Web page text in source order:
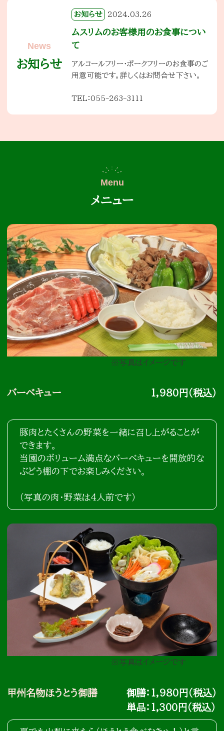
お知らせ
お知らせ 2024.03.26
ムスリムのお客様用のお食事につい
て
アルコールフリー・ポークフリーのお食事のご
用意可能です。詳しくはお問合せ下さい。
TEL：055-263-3111
メニュー
※写真はイメージです
バーベキュー 1,980円（税込）
豚肉とたくさんの野菜を一緒に召し上がることが
できます。
当園のボリューム満点なバーベキューを開放的な
ぶどう棚の下でお楽しみください。
（写真の肉・野菜は4人前です）
※写真はイメージです
甲州名物ほうとう御膳
御膳：1,980円（税込）
単品：1,300円（税込）